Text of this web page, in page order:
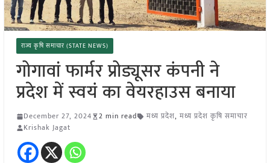
राज्य कृषि समाचार (STATE NEWS)
गोगावां फार्मर प्रोड्यूसर कंपनी ने
प्रदेश में स्वयं का वेयरहाउस बनाया
December 27, 2024 2 min read मध्य प्रदेश, मध्य प्रदेश कृषि समाचार
Krishak Jagat